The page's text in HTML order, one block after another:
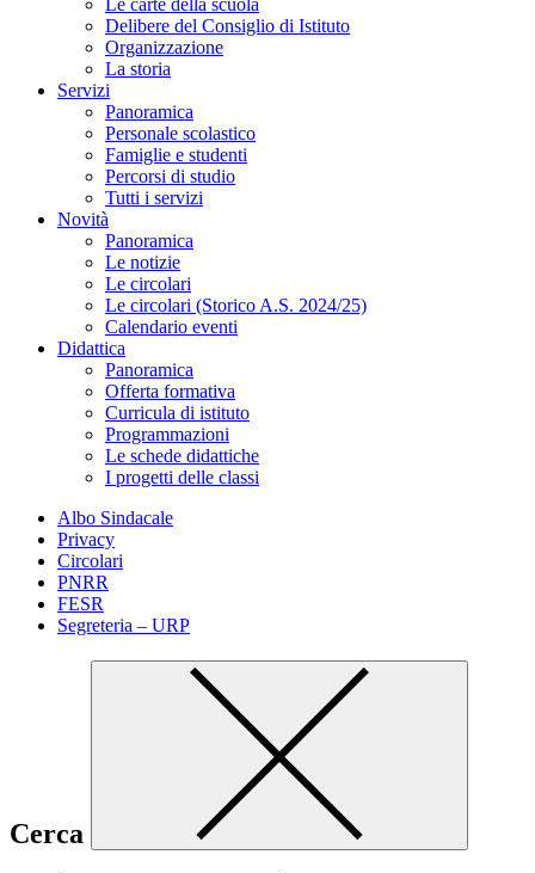
Le carte della scuola
Delibere del Consiglio di Istituto
Organizzazione
La storia
Servizi
Panoramica
Personale scolastico
Famiglie e studenti
Percorsi di studio
Tutti i servizi
Novità
Panoramica
Le notizie
Le circolari
Le circolari (Storico A.S. 2024/25)
Calendario eventi
Didattica
Panoramica
Offerta formativa
Curricula di istituto
Programmazioni
Le schede didattiche
I progetti delle classi
Albo Sindacale
Privacy
Circolari
PNRR
FESR
Segreteria – URP
Cerca